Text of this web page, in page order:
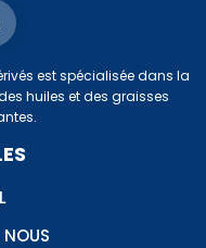
est spécialisée dans la
huiles et des graisses